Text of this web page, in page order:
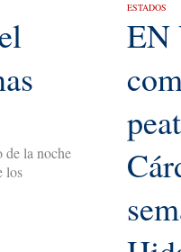
de la noche
los
ESTADOS
EN